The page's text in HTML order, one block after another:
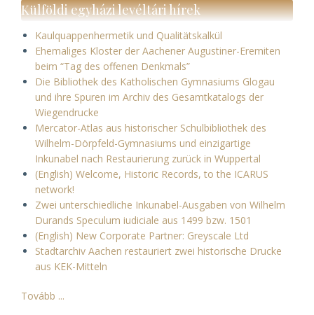
Külföldi egyházi levéltári hírek
Kaulquappenhermetik und Qualitätskalkül
Ehemaliges Kloster der Aachener Augustiner-Eremiten
beim “Tag des offenen Denkmals”
Die Bibliothek des Katholischen Gymnasiums Glogau
und ihre Spuren im Archiv des Gesamtkatalogs der
Wiegendrucke
Mercator-Atlas aus historischer Schulbibliothek des
Wilhelm-Dörpfeld-Gymnasiums und einzigartige
Inkunabel nach Restaurierung zurück in Wuppertal
(English) Welcome, Historic Records, to the ICARUS
network!
Zwei unterschiedliche Inkunabel-Ausgaben von Wilhelm
Durands Speculum iudiciale aus 1499 bzw. 1501
(English) New Corporate Partner: Greyscale Ltd
Stadtarchiv Aachen restauriert zwei historische Drucke
aus KEK-Mitteln
Tovább ...